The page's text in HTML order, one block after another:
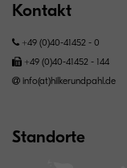
Kontakt
+49 (0)40-41452 - 0
+49 (0)40-41452 - 144
info(at)hilkerundpahl.de
Standorte